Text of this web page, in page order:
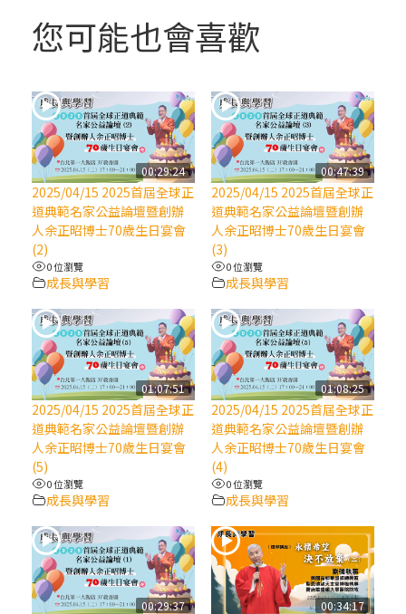
人相遇
(2)黃敏正主教帶你做「四旬期避靜」—【逾
越的智慧】：七項齋戒的意義與益處
【信仰之旅】第九集：「如果你的痛苦比快
樂多」—歐義明神父 / 應芝莉老師
(1)黃敏正主教帶你做「四旬期避靜」—【逾
有」
【信仰之旅】第八集：「耶穌為什麼降生到
人世」—高樂祈修女
2025/10/10【萬物讚頌頌歌 – 太陽與生態音
樂會】紀念聖方濟與已逝教宗方濟各（中）
2025/10/10【萬物讚頌頌歌 – 太陽與生態音
樂會】紀念聖方濟與已逝教宗方濟各（下）
2025/10/10【萬物讚頌頌歌 – 太陽與生態音
樂會】紀念聖方濟與已逝教宗方濟各（上）
您可能也會喜歡
00:29:24
2025/04/15 2025首屆全球正
道典範名家公益論壇暨創辦
人余正昭博士70歲生日宴會
(2)
0 位瀏覽
成長與學習
00:47:39
2025/04/15 2025首屆全球正
道典範名家公益論壇暨創辦
人余正昭博士70歲生日宴會
(3)
0 位瀏覽
成長與學習
01:07:51
2025/04/15 2025首屆全球正
道典範名家公益論壇暨創辦
人余正昭博士70歲生日宴會
(5)
0 位瀏覽
成長與學習
01:08:25
2025/04/15 2025首屆全球正
道典範名家公益論壇暨創辦
人余正昭博士70歲生日宴會
(4)
0 位瀏覽
成長與學習
00:29:37 00:34:17